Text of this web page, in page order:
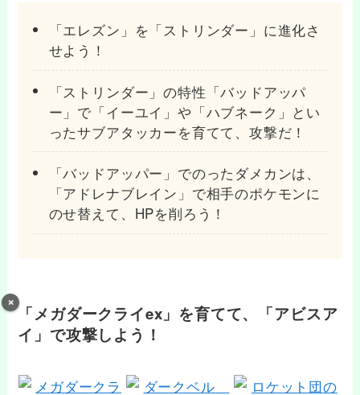
「エレズン」を「ストリンダー」に進化さ
せよう！
「ストリンダー」の特性「バッドアッパ
ー」で「イーユイ」や「ハブネーク」とい
ったサブアタッカーを育てて、攻撃だ！
「バッドアッパー」でのったダメカンは、
「アドレナブレイン」で相手のポケモンに
のせ替えて、HPを削ろう！
「メガダークライex」を育てて、「アビスア
イ」で攻撃しよう！